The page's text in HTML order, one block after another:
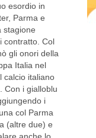
esordio in
Parma e
stagione
contratto. Col
gli onori della
Italia nel
calcio italiano
Con i gialloblu
i
col Parma
(altre due) e